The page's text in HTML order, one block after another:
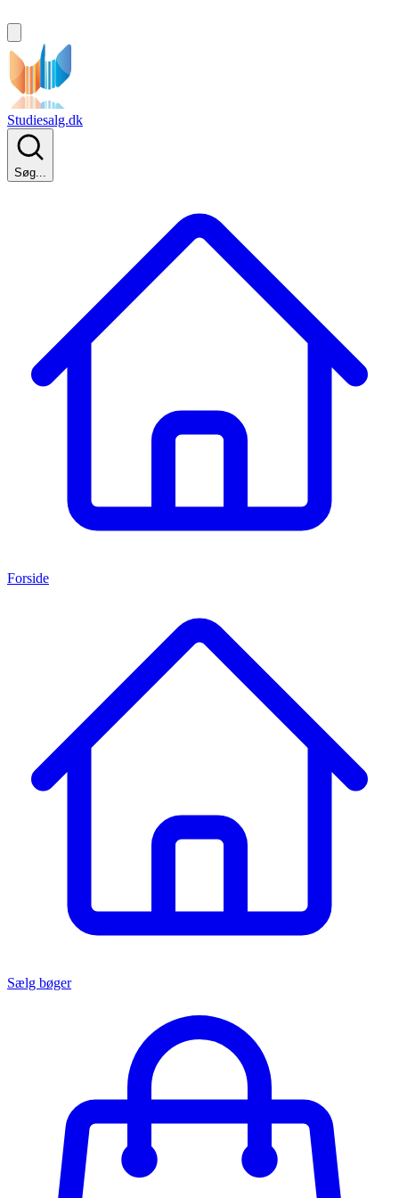
Studiesalg.dk
Søg...
Forside
Sælg bøger